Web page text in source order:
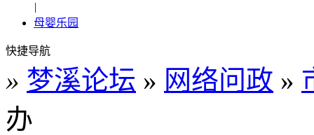
|
母婴乐园
快捷导航
» 梦溪论坛 » 网络问政 »
办